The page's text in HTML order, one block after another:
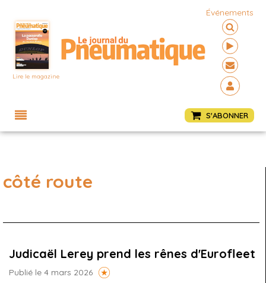
Lire le magazine
Événements
S'ABONNER
côté route
Judicaël Lerey prend les rênes d'Eurofleet
Publié le 4 mars 2026